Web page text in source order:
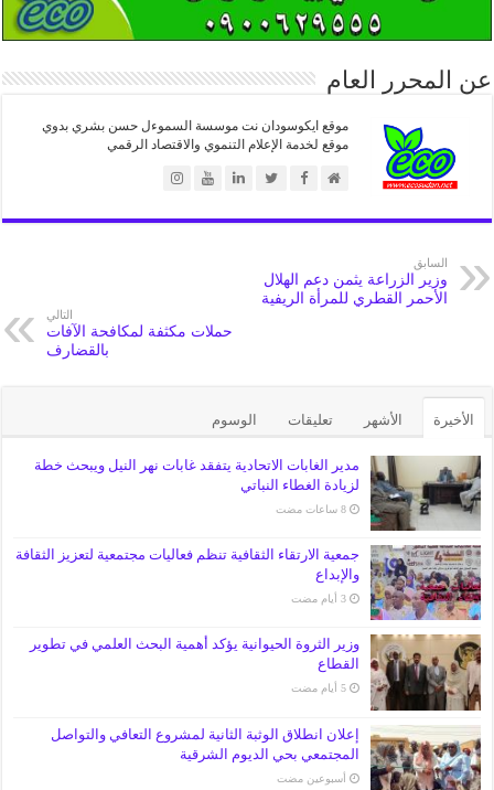
عن المحرر العام
موقع ايكوسودان نت موسسة السموءل حسن بشري بدوي
موقع لخدمة الإعلام التنموي والاقتصاد الرقمي
السابق
وزير الزراعة يثمن دعم الهلال
الأحمر القطري للمرأة الريفية
التالي
حملات مكثفة لمكافحة الآفات
بالقضارف
الأخيرة الأشهر تعليقات الوسوم
مدير الغابات الاتحادية يتفقد غابات نهر النيل ويبحث خطة
لزيادة الغطاء النباتي
‏8 ساعات مضت
جمعية الارتقاء الثقافية تنظم فعاليات مجتمعية لتعزيز الثقافة
والإبداع
‏3 أيام مضت
وزير الثروة الحيوانية يؤكد أهمية البحث العلمي في تطوير
القطاع
‏5 أيام مضت
إعلان انطلاق الوثبة الثانية لمشروع التعافي والتواصل
المجتمعي بحي الديوم الشرقية
‏أسبوعين مضت